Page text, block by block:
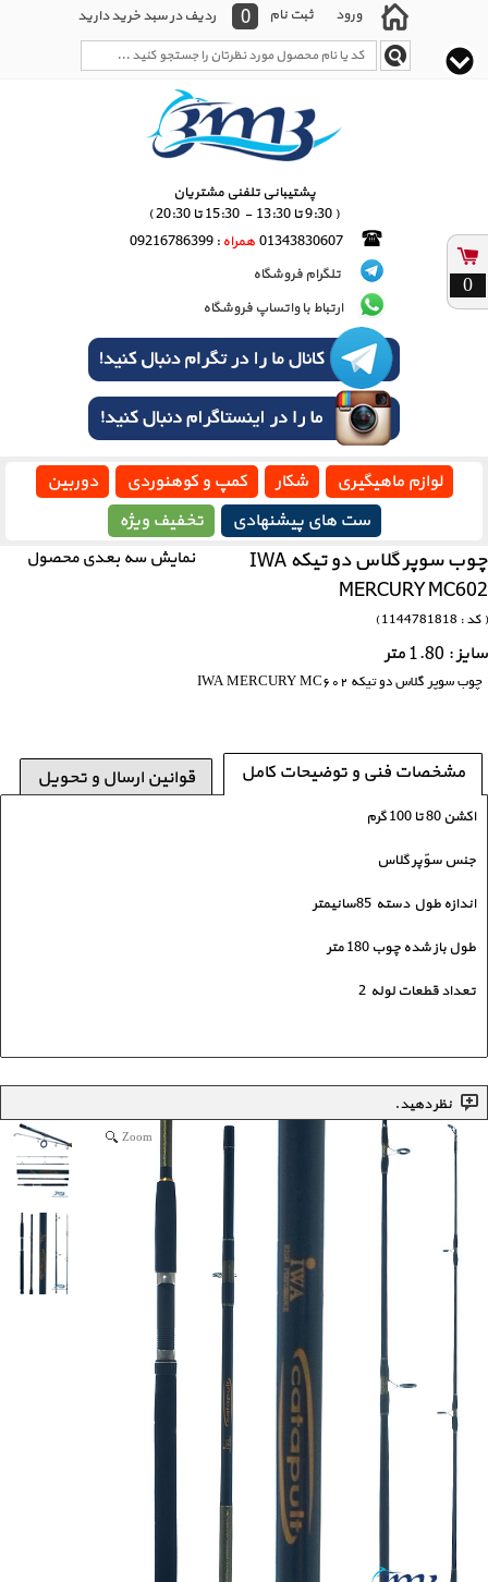
ورود ثبت نام 0 ردیف در سبد خرید دارید
پشتیبانی تلفنی مشتریان
( 9:30 تا 13:30 - 15:30 تا 20:30 )
01343830607 همراه : 09216786399
تلگرام فروشگاه
ارتباط با واتساپ فروشگاه
لوازم ماهیگیری شکار کمپ و کوهنوردی
دوربین
ست های پیشنهادی
تخفیف ویژه
چوب سوپر گلاس دو تیکه IWA
MERCURY MC602
( کد : 1144781818 )
نمایش سه بعدی محصول
سایز : 1.80 متر
چوب سوپر گلاس دو تیکه IWA MERCURY MC602
مشخصات فنی و توضیحات کامل قوانین ارسال و تحویل
اکشن 80 تا 100 گرم
جنس سوّپر گلاس
اندازه طول دسته 85سانیمتر
طول باز شده چوب 180 متر
تعداد قطعات لوله 2
نظر دهید.
Zoom
0